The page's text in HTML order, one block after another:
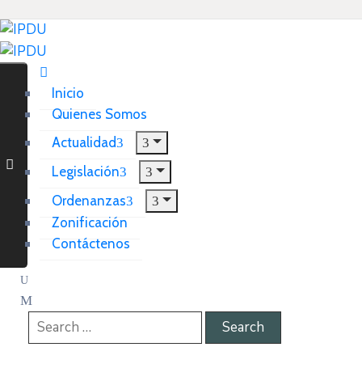
Inicio
Quienes Somos
Actualidad
Legislación
Ordenanzas
Zonificación
Contáctenos